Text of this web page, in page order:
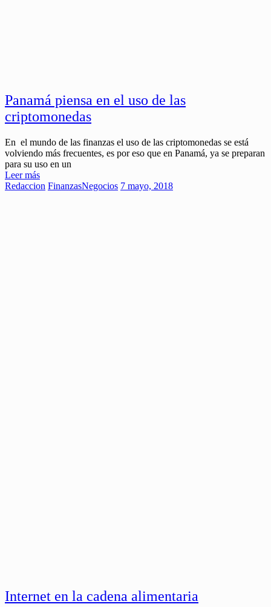
Panamá piensa en el uso de las
criptomonedas
En el mundo de las finanzas el uso de las criptomonedas se está
volviendo más frecuentes, es por eso que en Panamá, ya se preparan
para su uso en un
Leer más
Redaccion FinanzasNegocios 7 mayo, 2018
Internet en la cadena alimentaria